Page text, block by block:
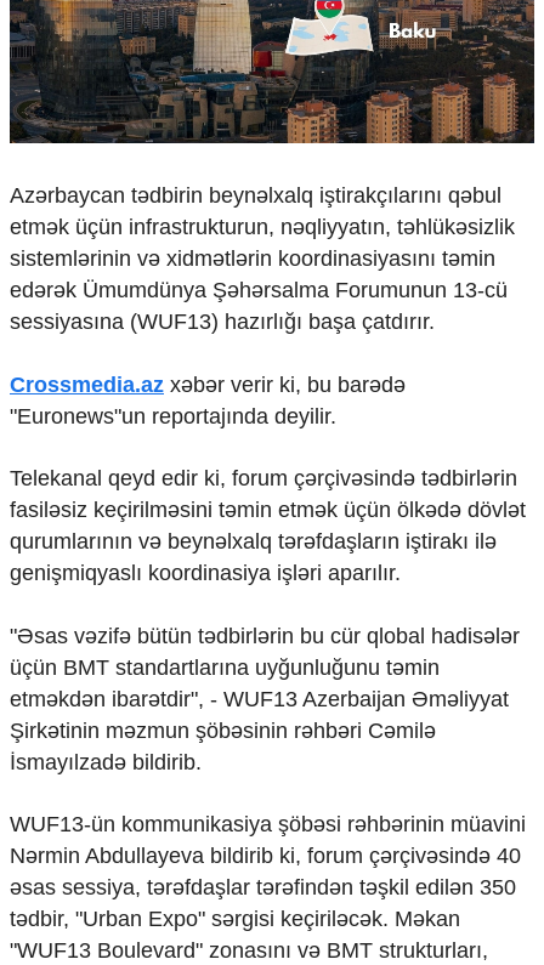
Çarpaz baxış
Təhlil
Siyasi
Geosiyasi
İqtisadi
Araşdırma
Multimedia
Foto
Video
İnfoqrafika
Humanitar
Mədəniyyət
Diaspor
Yüksəliş hekayəsi
Mədəniyyətimizin Zəfəri
Zəfər Diasporu
Ailə və uşaq
Turizm
İqtisadiyyat
İqtisadi xəbərlər
Energetika
Neft-qaz
Əmək və sosial siyasət
Kənd təsərrüfatı
Hərbi sənaye
Telekommunikasiya və nəqliyyat
COP29
Azərbaycan tədbirin beynəlxalq iştirakçılarını qəbul
etmək üçün infrastrukturun, nəqliyyatın, təhlükəsizlik
sistemlərinin və xidmətlərin koordinasiyasını təmin
edərək Ümumdünya Şəhərsalma Forumunun 13-cü
sessiyasına (WUF13) hazırlığı başa çatdırır.
Crossmedia.az xəbər verir ki, bu barədə
"Euronews"un reportajında deyilir.
Telekanal qeyd edir ki, forum çərçivəsində tədbirlərin
fasiləsiz keçirilməsini təmin etmək üçün ölkədə dövlət
qurumlarının və beynəlxalq tərəfdaşların iştirakı ilə
genişmiqyaslı koordinasiya işləri aparılır.
"Əsas vəzifə bütün tədbirlərin bu cür qlobal hadisələr
üçün BMT standartlarına uyğunluğunu təmin
etməkdən ibarətdir", - WUF13 Azerbaijan Əməliyyat
Şirkətinin məzmun şöbəsinin rəhbəri Cəmilə
İsmayılzadə bildirib.
WUF13-ün kommunikasiya şöbəsi rəhbərinin müavini
Nərmin Abdullayeva bildirib ki, forum çərçivəsində 40
əsas sessiya, tərəfdaşlar tərəfindən təşkil edilən 350
tədbir, "Urban Expo" sərgisi keçiriləcək. Məkan
"WUF13 Boulevard" zonasını və BMT strukturları,